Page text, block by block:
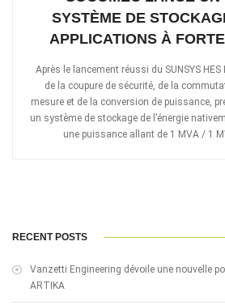
SYSTÈME DE
APPLICATIONS À
Après le lancement réussi du SUNSYS
de la coupure de sécurité, de la
mesure et de la conversion de puissance,
un système de stockage de l’énergie
une puissance allant de 1 MVA / 1
RECENT POSTS
Vanzetti Engineering dévoile une nouvelle
ARTIKA